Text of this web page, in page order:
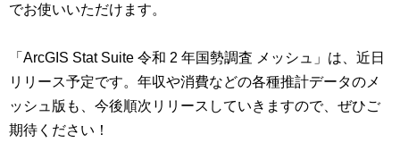
でお使いいただけます。
「ArcGIS Stat Suite 令和 2 年国勢調査 メッシュ」は、近日
リリース予定です。年収や消費などの各種推計データのメ
ッシュ版も、今後順次リリースしていきますので、ぜひご
期待ください！